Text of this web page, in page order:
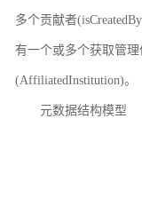
多个贡献者
有一个或多个获取管理
(AffiliatedInstitution)。
元数据结构模型